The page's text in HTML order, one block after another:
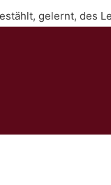
gelernt, des